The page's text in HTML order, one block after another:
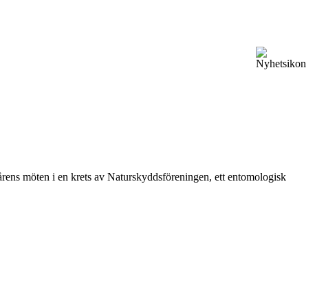
möten i en krets av Naturskyddsföreningen, ett entomologisk